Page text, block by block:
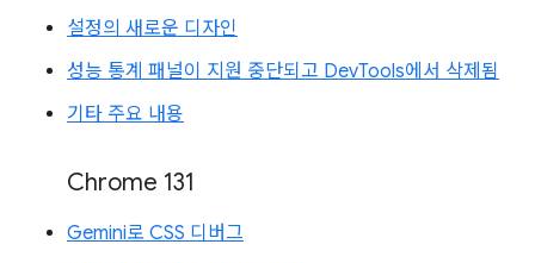
설정의 새로운 디자인
성능 통계 패널이 지원 중단되고 DevTools에서 삭제됨
기타 주요 내용
Chrome 131
Gemini로 CSS 디버그